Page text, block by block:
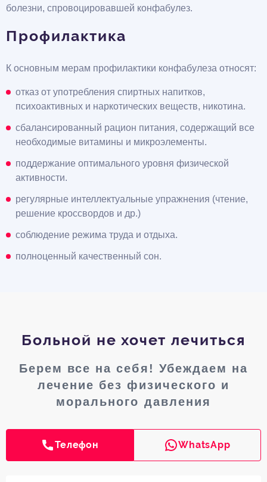
болезни, спровоцировавшей конфабулез.
Профилактика
К основным мерам профилактики конфабулеза относят:
отказ от употребления спиртных напитков,
психоактивных и наркотических веществ, никотина.
сбалансированный рацион питания, содержащий все
необходимые витамины и микроэлементы.
поддержание оптимального уровня физической
активности.
регулярные интеллектуальные упражнения (чтение,
решение кроссвордов и др.)
соблюдение режима труда и отдыха.
полноценный качественный сон.
Больной не хочет лечиться
Берем все на себя! Убеждаем на
лечение без физического и
морального давления
Телефон WhatsApp